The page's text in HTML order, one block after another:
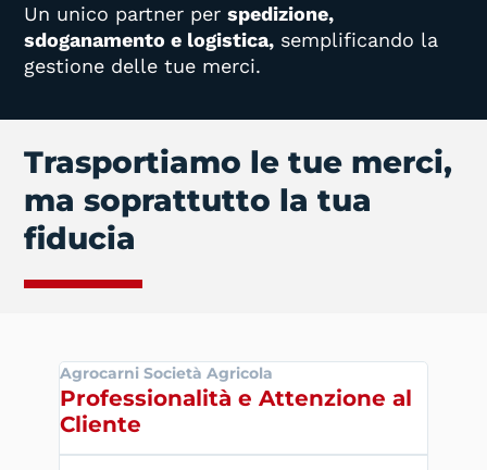
Un unico partner perspedizione,
sdoganamento e logistica, semplificando la
gestione delle tue merci.
Trasportiamo le tue merci,
ma soprattutto la tua
fiducia
Agrocarni Società Agricola
Professionalità e Attenzione al
Cliente